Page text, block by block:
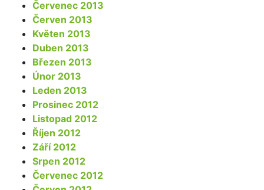
Červenec 2013
Červen 2013
Květen 2013
Duben 2013
Březen 2013
Únor 2013
Leden 2013
Prosinec 2012
Listopad 2012
Říjen 2012
Září 2012
Srpen 2012
Červenec 2012